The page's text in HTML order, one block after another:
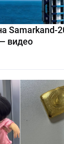
Samarkand-
видео